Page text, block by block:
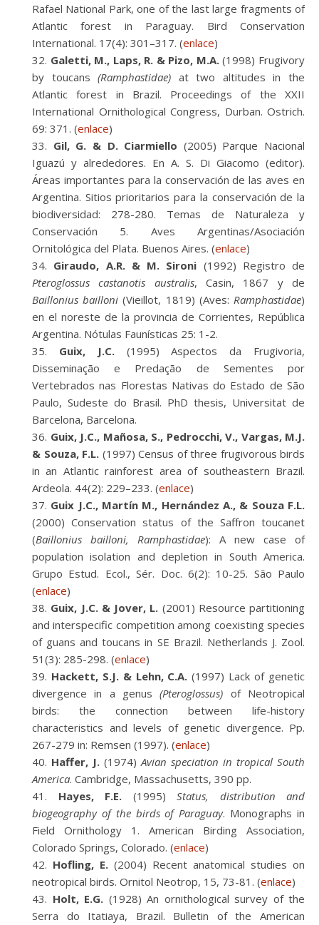
Rafael National Park, one of the last large fragments of
Atlantic forest in Paraguay. Bird Conservation
International. 17(4): 301–317. (enlace)
Galetti, M., Laps, R. & Pizo, M.A.(1998) Frugivory
by toucans(Ramphastidae) at two altitudes in the
Atlantic forest in Brazil. Proceedings of the XXII
International Ornithological Congress, Durban. Ostrich.
69: 371. (enlace)
Gil, G. & D. Ciarmiello (2005) Parque Nacional
Iguazú y alrededores. En A. S. Di Giacomo (editor).
Áreas importantes para la conservación de las aves en
Argentina. Sitios prioritarios para la conservación de la
biodiversidad: 278-280. Temas de Naturaleza y
Conservación 5. Aves Argentinas/Asociación
Ornitológica del Plata. Buenos Aires. (enlace)
Giraudo, A.R. & M. Sironi (1992) Registro de
Pteroglossus castanotis australis, Casin, 1867 y de
Baillonius bailloni (Vieillot, 1819) (Aves: Ramphastidae)
en el noreste de la provincia de Corrientes, República
Argentina. Nótulas Faunísticas 25: 1-2.
Guix, J.C.(1995) Aspectos da Frugivoria,
Disseminação e Predação de Sementes por
Vertebrados nas Florestas Nativas do Estado de São
Paulo, Sudeste do Brasil. PhD thesis, Universitat de
Barcelona, Barcelona.
Guix, J.C., Mañosa, S., Pedrocchi, V., Vargas, M.J.
& Souza, F.L. (1997) Census of three frugivorous birds
in an Atlantic rainforest area of southeastern Brazil.
Ardeola. 44(2): 229–233. (enlace)
Guix J.C., Martín M., Hernández A., & Souza F.L.
(2000) Conservation status of the Saffron toucanet
(Baillonius bailloni, Ramphastidae): A new case of
population isolation and depletion in South America.
Grupo Estud. Ecol., Sér. Doc. 6(2): 10-25. São Paulo
(enlace)
Guix, J.C. & Jover, L. (2001) Resource partitioning
and interspecific competition among coexisting species
of guans and toucans in SE Brazil. Netherlands J. Zool.
51(3): 285-298. (enlace)
Hackett, S.J. & Lehn, C.A. (1997) Lack of genetic
divergence in a genus (Pteroglossus) of Neotropical
birds: the connection between life-history
characteristics and levels of genetic divergence. Pp.
267-279 in: Remsen (1997). (enlace)
Haffer, J. (1974)Avian speciation in tropical South
America. Cambridge, Massachusetts, 390 pp.
Hayes, F.E. (1995) Status, distribution and
biogeography of the birds of Paraguay. Monographs in
Field Ornithology 1. American Birding Association,
Colorado Springs, Colorado. (enlace)
Hofling, E. (2004) Recent anatomical studies on
neotropical birds. Ornitol Neotrop, 15, 73-81. (enlace)
Holt, E.G. (1928) An ornithological survey of the
Serra do Itatiaya, Brazil. Bulletin of the American